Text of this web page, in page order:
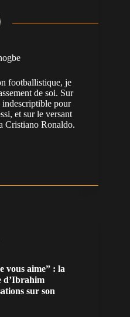
footballistique, je
de soi. Sur
indescriptible pour
et sur le versant
Cristiano Ronaldo.
vous aime” : la
d’Ibrahim
sur son